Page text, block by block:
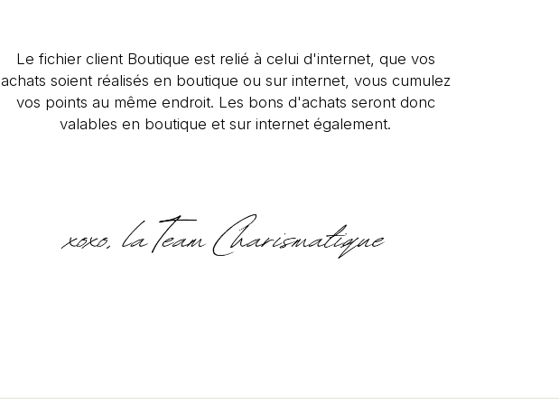
Le fichier client Boutique est relié à celui d'internet, que vos
achats soient réalisés en boutique ou sur internet, vous cumulez
vos points au même endroit. Les bons d'achats seront donc
valables en boutique et sur internet également.